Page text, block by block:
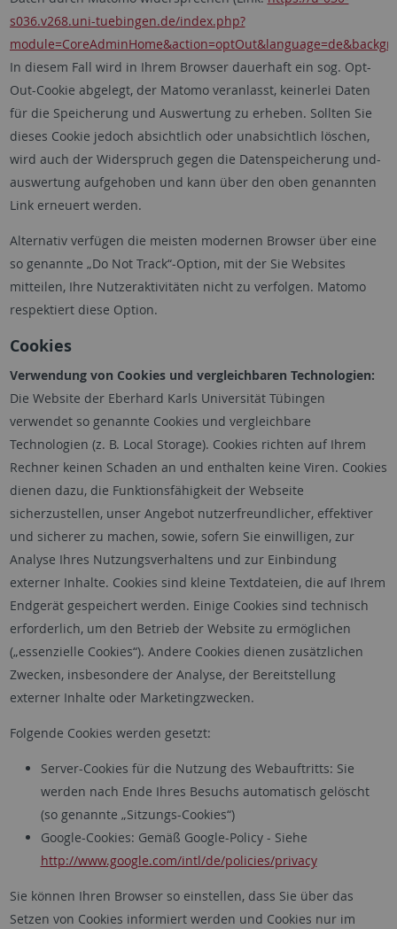
s036.v268.uni-tuebingen.de/index.php?
In diesem Fall wird in Ihrem Browser dauerhaft ein sog. Opt-
Out-Cookie abgelegt, der Matomo veranlasst, keinerlei Daten
für die Speicherung und Auswertung zu erheben. Sollten Sie
dieses Cookie jedoch absichtlich oder unabsichtlich löschen,
wird auch der Widerspruch gegen die Datenspeicherung und-
auswertung aufgehoben und kann über den oben genannten
Link erneuert werden.
Alternativ verfügen die meisten modernen Browser über eine
so genannte „Do Not Track“-Option, mit der Sie Websites
mitteilen, Ihre Nutzeraktivitäten nicht zu verfolgen. Matomo
respektiert diese Option.
Cookies
Verwendung von Cookies und vergleichbaren Technologien:
Die Website der Eberhard Karls Universität Tübingen
verwendet so genannte Cookies und vergleichbare
Technologien (z. B. Local Storage). Cookies richten auf Ihrem
Rechner keinen Schaden an und enthalten keine Viren. Cookies
dienen dazu, die Funktionsfähigkeit der Webseite
sicherzustellen, unser Angebot nutzerfreundlicher, effektiver
und sicherer zu machen, sowie, sofern Sie einwilligen, zur
Analyse Ihres Nutzungsverhaltens und zur Einbindung
externer Inhalte. Cookies sind kleine Textdateien, die auf Ihrem
Endgerät gespeichert werden. Einige Cookies sind technisch
erforderlich, um den Betrieb der Website zu ermöglichen
(„essenzielle Cookies“). Andere Cookies dienen zusätzlichen
Zwecken, insbesondere der Analyse, der Bereitstellung
externer Inhalte oder Marketingzwecken.
Folgende Cookies werden gesetzt:
Server-Cookies für die Nutzung des Webauftritts: Sie
werden nach Ende Ihres Besuchs automatisch gelöscht
(so genannte „Sitzungs-Cookies“)
Google-Cookies: Gemäß Google-Policy - Siehe
http://www.google.com/intl/de/policies/privacy
Sie können Ihren Browser so einstellen, dass Sie über das
Setzen von Cookies informiert werden und Cookies nur im